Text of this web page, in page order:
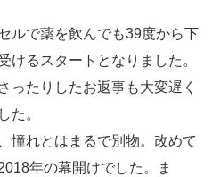
ルで薬を飲んでも39度から下
けるスタートとなりました。
ったりしたお返事も大変遅く
た。
憧れとはまるで別物。改めて
年の幕開けでした。ま